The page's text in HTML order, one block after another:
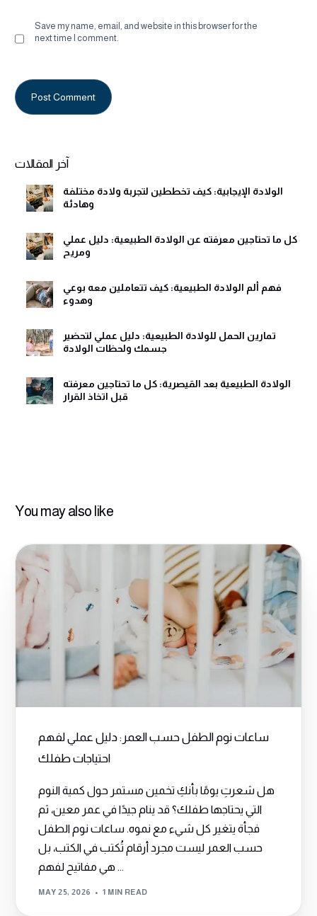
Save my name, email, and website in this browser for the
next time I comment.
آخر المقالات
الولادة الإيجابية: كيف تخططين لتجربة ولادة مختلفة
وهادئة
كل ما تحتاجين معرفته عن الولادة الطبيعية: دليل عملي
ومريح
فهم ألم الولادة الطبيعية: كيف تتعاملين معه بوعي
وهدوء
تمارين الحمل للولادة الطبيعية: دليل عملي لتحضير
جسمك ولحظات الولادة
الولادة الطبيعية بعد القيصرية: كل ما تحتاجين معرفته
قبل اتخاذ القرار
You may also like
ساعات نوم الطفل حسب العمر: دليل عملي لفهم
احتياجات طفلك
هل شعرتِ يومًا بأنكِ تخمين مستمر حول كمية النوم
التي يحتاجها طفلك؟ قد ينام جيدًا في عمر معين، ثم
فجأة يتغير كل شيء مع نموه. ساعات نوم الطفل
حسب العمر ليست مجرد أرقام تُكتب في الكتب، بل
هي مفاتيح لفهم ...
MAY 25, 2026 1 MIN READ